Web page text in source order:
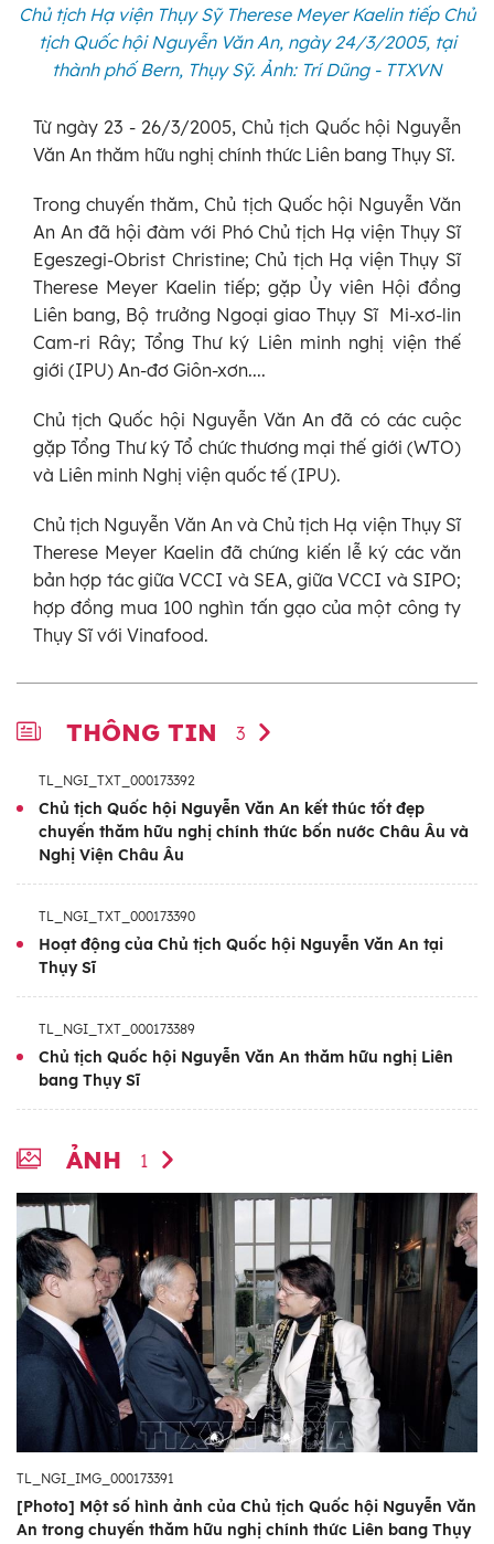
Chủ tịch Hạ viện Thụy Sỹ Therese Meyer Kaelin tiếp Chủ
tịch Quốc hội Nguyễn Văn An, ngày 24/3/2005, tại
thành phố Bern, Thụy Sỹ. Ảnh: Trí Dũng - TTXVN
Từ ngày 23 - 26/3/2005, Chủ tịch Quốc hội Nguyễn
Văn An thăm hữu nghị chính thức Liên bang Thụy Sĩ.
Trong chuyến thăm, Chủ tịch Quốc hội Nguyễn Văn
An An đã hội đàm với Phó Chủ tịch Hạ viện Thụy Sĩ
Egeszegi-Obrist Christine; Chủ tịch Hạ viện Thụy Sĩ
Therese Meyer Kaelin tiếp; gặp Ủy viên Hội đồng
Liên bang, Bộ trưởng Ngoại giao Thụy Sĩ Mi-xơ-lin
Cam-ri Rây; Tổng Thư ký Liên minh nghị viện thế
giới (IPU) An-đơ Giôn-xơn....
Chủ tịch Quốc hội Nguyễn Văn An đã có các cuộc
gặp Tổng Thư ký Tổ chức thương mại thế giới (WTO)
và Liên minh Nghị viện quốc tế (IPU).
Chủ tịch Nguyễn Văn An và Chủ tịch Hạ viện Thụy Sĩ
Therese Meyer Kaelin đã chứng kiến lễ ký các văn
bản hợp tác giữa VCCI và SEA, giữa VCCI và SIPO;
hợp đồng mua 100 nghìn tấn gạo của một công ty
Thụy Sĩ với Vinafood.
THÔNG TIN 3
TL_NGI_TXT_000173392
Chủ tịch Quốc hội Nguyễn Văn An kết thúc tốt đẹp
chuyến thăm hữu nghị chính thức bốn nước Châu Âu và
Nghị Viện Châu Âu
TL_NGI_TXT_000173390
Hoạt động của Chủ tịch Quốc hội Nguyễn Văn An tại
Thụy Sĩ
TL_NGI_TXT_000173389
Chủ tịch Quốc hội Nguyễn Văn An thăm hữu nghị Liên
bang Thụy Sĩ
ẢNH 1
TL_NGI_IMG_000173391
[Photo] Một số hình ảnh của Chủ tịch Quốc hội Nguyễn Văn
An trong chuyến thăm hữu nghị chính thức Liên bang Thụy